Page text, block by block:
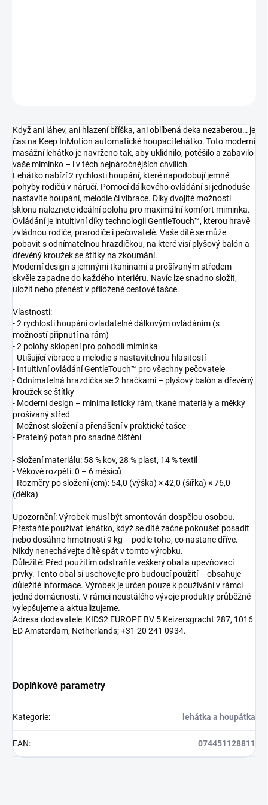
Když ani láhev, ani hlazení bříška, ani oblíbená deka nezaberou… je
čas na Keep InMotion automatické houpací lehátko. Toto moderní
masážní lehátko je navrženo tak, aby uklidnilo, potěšilo a zabavilo
vaše miminko – i v těch nejnáročnějších chvílích.
Lehátko nabízí 2 rychlosti houpání, které napodobují jemné
pohyby rodičů v náručí. Pomocí dálkového ovládání si jednoduše
nastavíte houpání, melodie či vibrace. Díky dvojité možnosti
sklonu naleznete ideální polohu pro maximální komfort miminka.
Ovládání je intuitivní díky technologii GentleTouch™, kterou hravě
zvládnou rodiče, prarodiče i pečovatelé. Vaše dítě se může
pobavit s odnímatelnou hrazdičkou, na které visí plyšový balón a
dřevěný kroužek se štítky na zkoumání.
Moderní design s jemnými tkaninami a prošívaným středem
skvěle zapadne do každého interiéru. Navíc lze snadno složit,
uložit nebo přenést v přiložené cestové tašce.
Vlastnosti:
- 2 rychlosti houpání ovladatelné dálkovým ovládáním (s
možností připnutí na rám)
- 2 polohy sklopení pro pohodlí miminka
- Utišující vibrace a melodie s nastavitelnou hlasitostí
- Intuitivní ovládání GentleTouch™ pro všechny pečovatele
- Odnímatelná hrazdička se 2 hračkami – plyšový balón a dřevěný
kroužek se štítky
- Moderní design – minimalistický rám, tkané materiály a měkký
prošívaný střed
- Možnost složení a přenášení v praktické tašce
- Pratelný potah pro snadné čištění
- Složení materiálu: 58 % kov, 28 % plast, 14 % textil
- Věkové rozpětí: 0 – 6 měsíců
- Rozměry po složení (cm): 54,0 (výška) × 42,0 (šířka) × 76,0
(délka)
Upozornění: Výrobek musí být smontován dospělou osobou.
Přestaňte používat lehátko, když se dítě začne pokoušet posadit
nebo dosáhne hmotnosti 9 kg – podle toho, co nastane dříve.
Nikdy nenechávejte dítě spát v tomto výrobku.
Důležité: Před použitím odstraňte veškerý obal a upevňovací
prvky. Tento obal si uschovejte pro budoucí použití – obsahuje
důležité informace. Výrobek je určen pouze k používání v rámci
jedné domácnosti. V rámci neustálého vývoje produkty průběžně
vylepšujeme a aktualizujeme.
Adresa dodavatele: KIDS2 EUROPE BV 5 Keizersgracht 287, 1016
ED Amsterdam, Netherlands; +31 20 241 0934.
Doplňkové parametry
Kategorie: lehátka a houpátka
EAN: 074451128811